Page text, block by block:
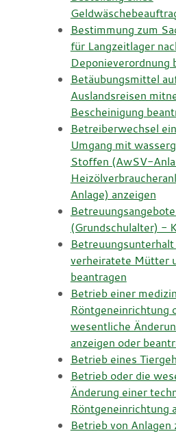
Bestimmung zum
für Langzeitlager
Deponieverordnung
Betäubungsmittel
Auslandsreisen
Bescheinigung
Betreiberwechsel
Umgang mit
Stoffen (AwSV-
Anlage) anzeigen
(Grundschulalter) -
verheiratete Mütter
beantragen
Betrieb einer
Röntgeneinrichtung
wesentliche
anzeigen oder
Betrieb eines
Betrieb oder die
Änderung einer
Röntgeneinrichtung
Betrieb von Anlagen